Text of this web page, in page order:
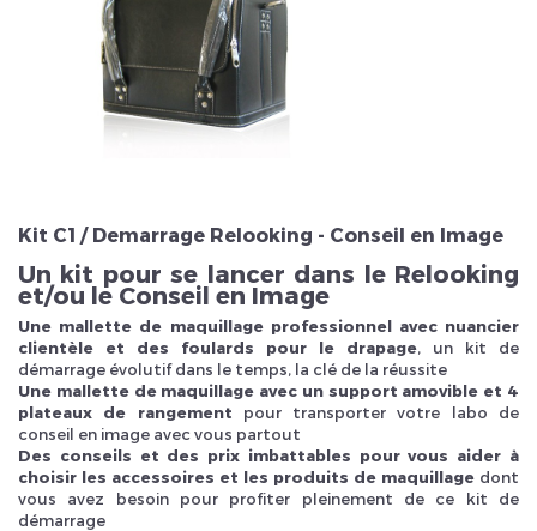
Kit C1 / Demarrage Relooking - Conseil en Image
Un kit pour se lancer dans le Relooking
et/ou le Conseil en Image
Une mallette de maquillage professionnel avec nuancier
clientèle et des foulards pour le drapage, un kit de
démarrage évolutif dans le temps, la clé de la réussite
Une mallette de maquillage avec un support amovible et 4
plateaux de rangement pour transporter votre labo de
conseil en image avec vous partout
Des conseils et des prix imbattables pour vous aider à
choisir les accessoires et les produits de maquillage dont
vous avez besoin pour profiter pleinement de ce kit de
démarrage